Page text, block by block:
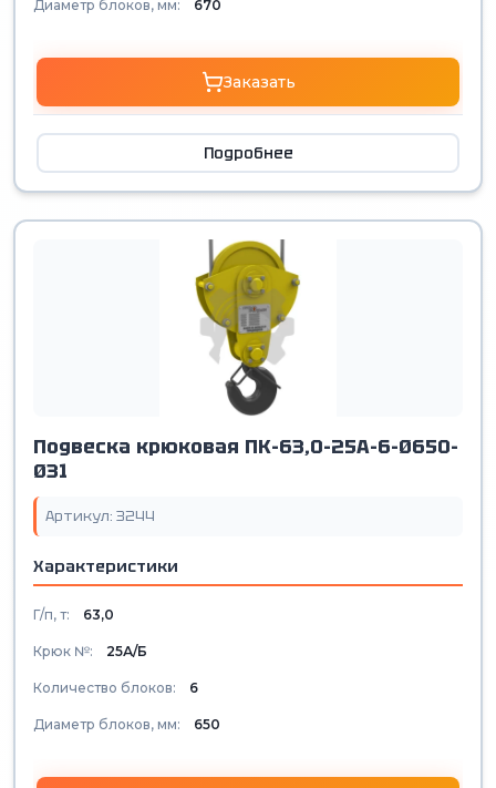
Диаметр блоков, мм: 670
Заказать
Подробнее
Подвеска крюковая ПК-63,0-25А-6-Ø650-
Ø31
Артикул: 3244
Характеристики
Г/п, т: 63,0
Крюк №: 25А/Б
Количество блоков: 6
Диаметр блоков, мм: 650